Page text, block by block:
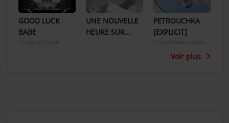
GOOD LUCK
BABE
UNE NOUVELLE
HEURE SUR
PETROUCHKA
[EXPLICIT]
Voir plus